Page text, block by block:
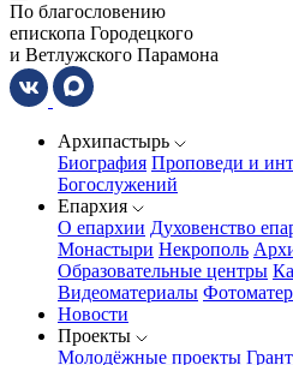
По благословению
епископа Городецкого
и Ветлужского Парамона
Архипастырь
Биография Проповеди и
Богослужений
Епархия
О епархии Духовенство
Монастыри Некрополь
Образовательные центры
Видеоматериалы
Новости
Проекты
Молодёжные проекты